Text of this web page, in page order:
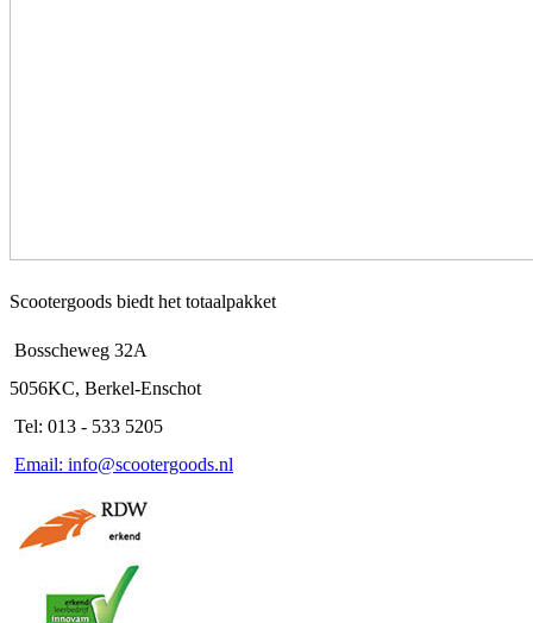
Scootergoods biedt het totaalpakket
Bosscheweg 32A
5056KC, Berkel-Enschot
Tel: 013 - 533 5205
Email: info@scootergoods.nl